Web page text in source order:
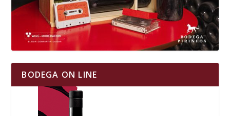
BODEGA ON LINE